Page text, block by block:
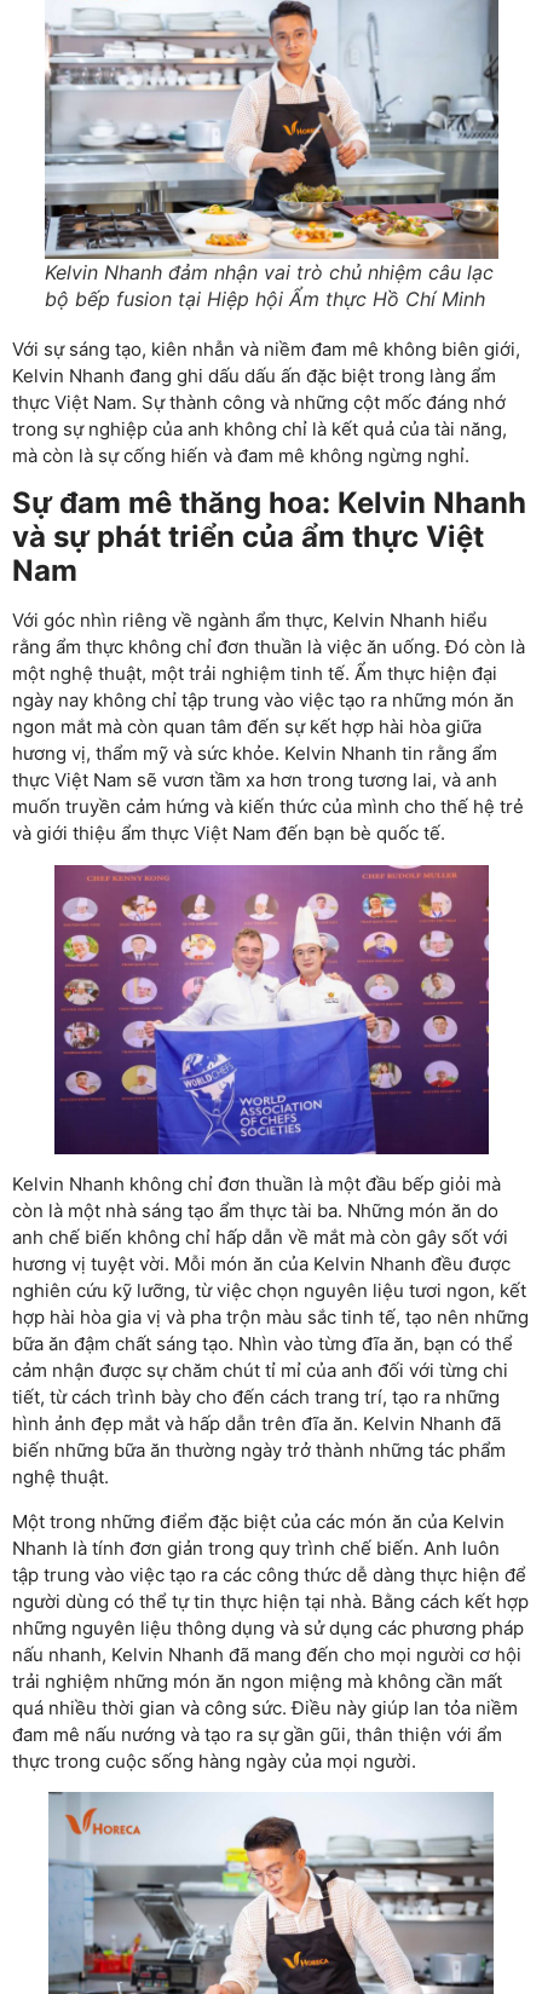
Kelvin Nhanh đảm nhận vai trò chủ nhiệm câu lạc
bộ bếp fusion tại Hiệp hội Ẩm thực Hồ Chí Minh
Với sự sáng tạo, kiên nhẫn và niềm đam mê không biên giới,
Kelvin Nhanh đang ghi dấu dấu ấn đặc biệt trong làng ẩm
thực Việt Nam. Sự thành công và những cột mốc đáng nhớ
trong sự nghiệp của anh không chỉ là kết quả của tài năng,
mà còn là sự cống hiến và đam mê không ngừng nghỉ.
Sự đam mê thăng hoa: Kelvin Nhanh
và sự phát triển của ẩm thực Việt
Nam
Với góc nhìn riêng về ngành ẩm thực, Kelvin Nhanh hiểu
rằng ẩm thực không chỉ đơn thuần là việc ăn uống. Đó còn là
một nghệ thuật, một trải nghiệm tinh tế. Ẩm thực hiện đại
ngày nay không chỉ tập trung vào việc tạo ra những món ăn
ngon mắt mà còn quan tâm đến sự kết hợp hài hòa giữa
hương vị, thẩm mỹ và sức khỏe. Kelvin Nhanh tin rằng ẩm
thực Việt Nam sẽ vươn tầm xa hơn trong tương lai, và anh
muốn truyền cảm hứng và kiến thức của mình cho thế hệ trẻ
và giới thiệu ẩm thực Việt Nam đến bạn bè quốc tế.
Kelvin Nhanh không chỉ đơn thuần là một đầu bếp giỏi mà
còn là một nhà sáng tạo ẩm thực tài ba. Những món ăn do
anh chế biến không chỉ hấp dẫn về mắt mà còn gây sốt với
hương vị tuyệt vời. Mỗi món ăn của Kelvin Nhanh đều được
nghiên cứu kỹ lưỡng, từ việc chọn nguyên liệu tươi ngon, kết
hợp hài hòa gia vị và pha trộn màu sắc tinh tế, tạo nên những
bữa ăn đậm chất sáng tạo. Nhìn vào từng đĩa ăn, bạn có thể
cảm nhận được sự chăm chút tỉ mỉ của anh đối với từng chi
tiết, từ cách trình bày cho đến cách trang trí, tạo ra những
hình ảnh đẹp mắt và hấp dẫn trên đĩa ăn. Kelvin Nhanh đã
biến những bữa ăn thường ngày trở thành những tác phẩm
nghệ thuật.
Một trong những điểm đặc biệt của các món ăn của Kelvin
Nhanh là tính đơn giản trong quy trình chế biến. Anh luôn
tập trung vào việc tạo ra các công thức dễ dàng thực hiện để
người dùng có thể tự tin thực hiện tại nhà. Bằng cách kết hợp
những nguyên liệu thông dụng và sử dụng các phương pháp
nấu nhanh, Kelvin Nhanh đã mang đến cho mọi người cơ hội
trải nghiệm những món ăn ngon miệng mà không cần mất
quá nhiều thời gian và công sức. Điều này giúp lan tỏa niềm
đam mê nấu nướng và tạo ra sự gần gũi, thân thiện với ẩm
thực trong cuộc sống hàng ngày của mọi người.